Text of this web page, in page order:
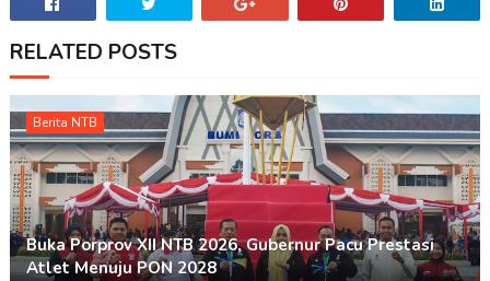
RELATED POSTS
Berita NTB
Buka Porprov XII NTB 2026, Gubernur Pacu Prestasi
Atlet Menuju PON 2028